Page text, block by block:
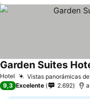
Hotel Vistas panorámicas
Garden Suites
9,3 Excelente 2.692